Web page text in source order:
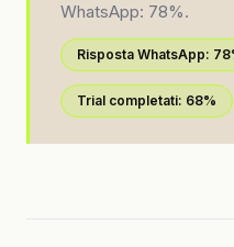
WhatsApp: 78%.
Risposta WhatsApp:
Trial completati: 68%